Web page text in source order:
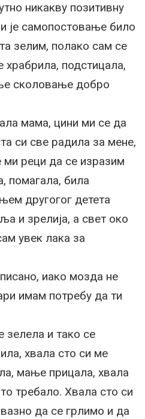
никакву позитивну
је самопостовање било
зелим, полако сам се
храбрила, подстицала,
сколовање добро
мама, цини ми се да
си све радила за мене,
реци да се изразим
помагала, била
другогог детета
и зрелија, а свет око
увек лака за
иако мозда не
имам потребу да ти
зелела и тако се
хвала сто си ме
мање прицала, хвала
требало. Хвала сто си
да се грлимо и да